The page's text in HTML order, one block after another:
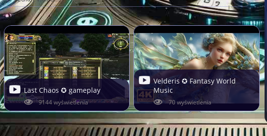
Last Chaos ✪ gameplay
9144 wyświetlenia
Velderis ✪ Fantasy World
Music
70 wyświetlenia